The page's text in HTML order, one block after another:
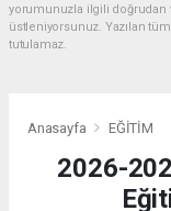
yorumunuzla ilgili doğrudan
üstleniyorsunuz. Yazılan
tutulamaz.
Anasayfa EĞİTİM
2026-